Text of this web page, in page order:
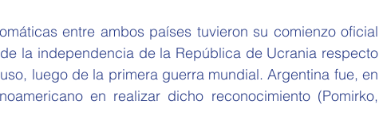
entre ambos países tuvieron su comienzo oficial
la independencia de la República de Ucrania respecto
luego de la primera guerra mundial. Argentina fue, en
en realizar dicho reconocimiento (Pomirko,